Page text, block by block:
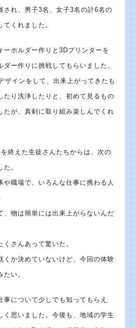
され、男子3名、女子3名の計6名の
くれました。
ーホルダー作りと3Dプリンターを
ダー作りに挑戦してもらいました。
ザインをして、出来上がってきたも
たり洗浄したりと、初めて見るもの
たが、真剣に取り組み楽しんでくれ
終えた生徒さんたちからは、次の
。
や職場で、いろんな仕事に携わる人
、物は簡単には出来上がらないんだ
くさんあって驚いた。
くか決めていないけど、今回の体験
い。
事について少しでも知ってもらえ
く思いました。今後も、地域の学生